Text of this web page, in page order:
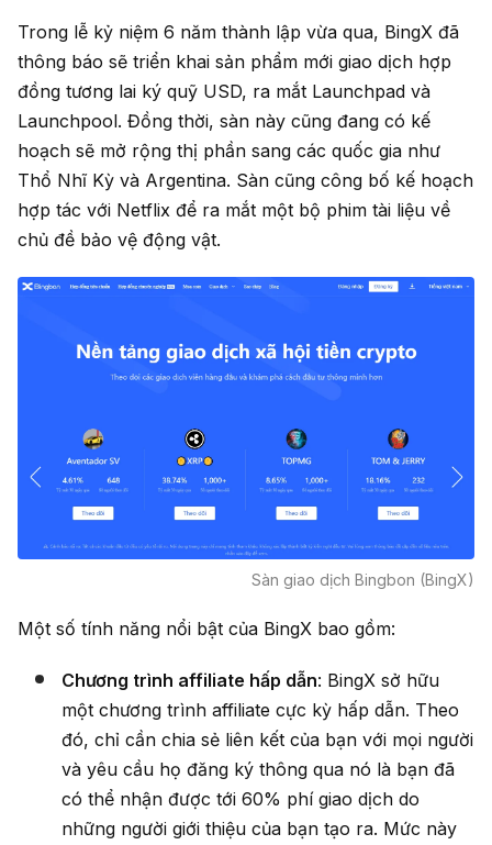
Trong lễ kỷ niệm 6 năm thành lập vừa qua, BingX đã
thông báo sẽ triển khai sản phẩm mới giao dịch hợp
đồng tương lai ký quỹ USD, ra mắt Launchpad và
Launchpool. Đồng thời, sàn này cũng đang có kế
hoạch sẽ mở rộng thị phần sang các quốc gia như
Thổ Nhĩ Kỳ và Argentina. Sàn cũng công bố kế hoạch
hợp tác với Netflix để ra mắt một bộ phim tài liệu về
chủ đề bảo vệ động vật.
Sàn giao dịch Bingbon (BingX)
Một số tính năng nổi bật của BingX bao gồm:
Chương trình affiliate hấp dẫn: BingX sở hữu
một chương trình affiliate cực kỳ hấp dẫn. Theo
đó, chỉ cần chia sẻ liên kết của bạn với mọi người
và yêu cầu họ đăng ký thông qua nó là bạn đã
có thể nhận được tới 60% phí giao dịch do
những người giới thiệu của bạn tạo ra. Mức này